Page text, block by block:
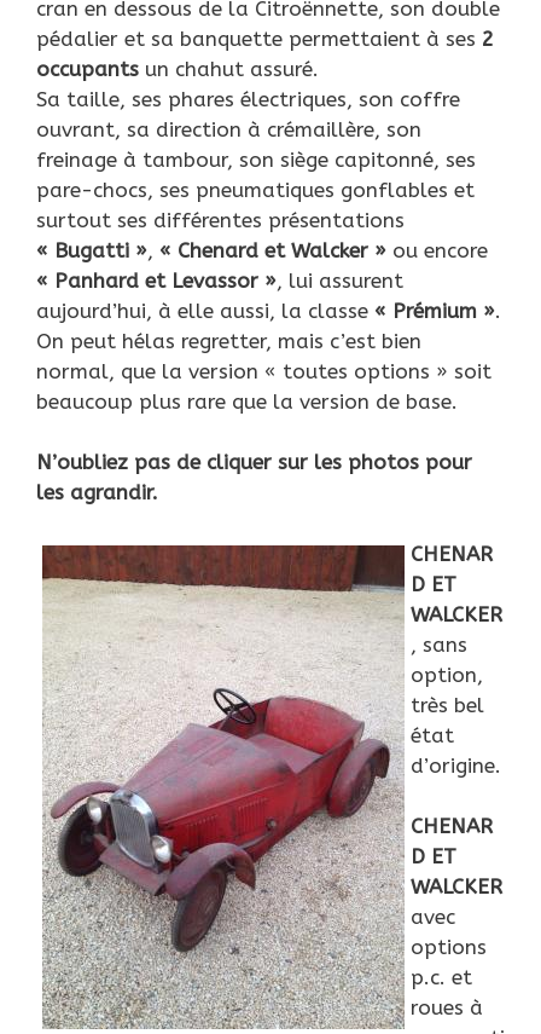
cran en dessous de la Citroënnette, son double
pédalier et sa banquette permettaient à ses 2
occupants un chahut assuré.
Sa taille, ses phares électriques, son coffre
ouvrant, sa direction à crémaillère, son
freinage à tambour, son siège capitonné, ses
pare-chocs, ses pneumatiques gonflables et
surtout ses différentes présentations
« Bugatti », « Chenard et Walcker » ou encore
« Panhard et Levassor », lui assurent
aujourd’hui, à elle aussi, la classe « Prémium ».
On peut hélas regretter, mais c’est bien
normal, que la version « toutes options » soit
beaucoup plus rare que la version de base.
N’oubliez pas de cliquer sur les photos pour
les agrandir.
CHENAR
D ET
WALCKER
, sans
option,
très bel
état
d’origine.
CHENAR
D ET
WALCKER
avec
options
p.c. et
roues à